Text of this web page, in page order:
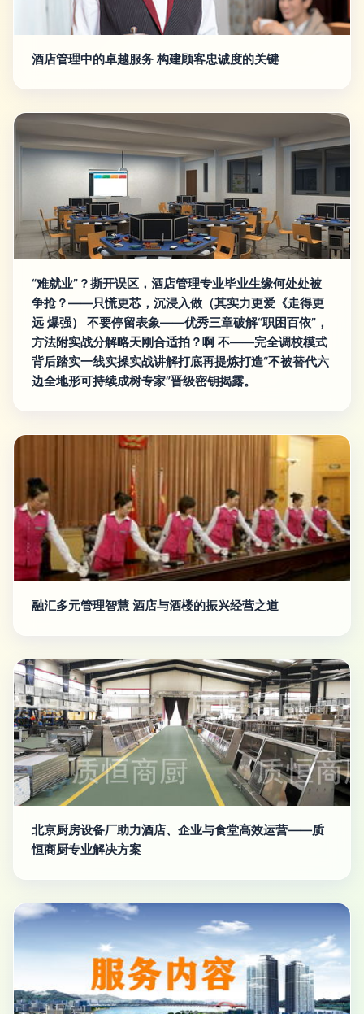
酒店管理中的卓越服务 构建顾客忠诚度的关键
“难就业”？撕开误区，酒店管理专业毕业生缘何处处被
争抢？——只慌更芯，沉浸入做（其实力更爱《走得更
远 爆强） 不要停留表象——优秀三章破解“职困百依”，
方法附实战分解略天刚合适拍？啊 不——完全调校模式
背后踏实一线实操实战讲解打底再提炼打造“不被替代六
边全地形可持续成树专家”晋级密钥揭露。
融汇多元管理智慧 酒店与酒楼的振兴经营之道
北京厨房设备厂助力酒店、企业与食堂高效运营——质
恒商厨专业解决方案